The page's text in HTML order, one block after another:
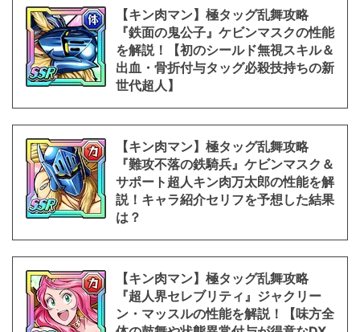
【キン肉マン】極タッグ乱舞攻略
『鉄面の鬼公子』ケビンマスクの性能
を解説！【初のシールド無視スキル＆
出血・骨折付与タッグ必殺技持ちの新
世代超人】
【キン肉マン】極タッグ乱舞攻略
『難攻不落の鉄騎兵』ケビンマスク＆
サポート超人キン肉万太郎の性能を解
説！キャラ紹介セリフを予想した結果
は？
【キン肉マン】極タッグ乱舞攻略
『超人界セレブリティ』ジャクリー
ン・マッスルの性能を解説！【味方全